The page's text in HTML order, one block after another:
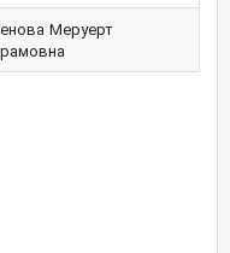
Меруерт